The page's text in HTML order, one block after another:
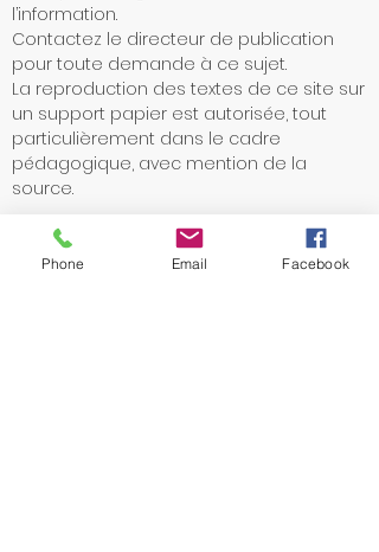
l’information.
Contactez le directeur de publication
pour toute demande à ce sujet.
La reproduction des textes de ce site sur
un support papier est autorisée, tout
particulièrement dans le cadre
pédagogique, avec mention de la
source.
Création d’hyperliens vers le
sitePhone Email Facebook